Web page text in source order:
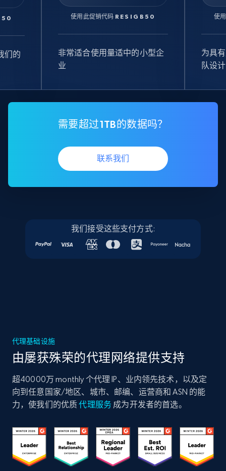
们的
使用此促销代码 RESIGB50
非常适合使用量适中的小型企
业
使
为具
队设计
需要超过1TB的数据吗？
联系我们
我们接受这些支付方式:
代理基础设施
由屡获殊荣的代理网络提供支持
超40000万 monthly 个代理 IP、业内领先技术，以及定
向到任意国家/地区、城市、邮编、运营商和 ASN 的能
力，使我们的优质代理服务 成为开发者的首选。